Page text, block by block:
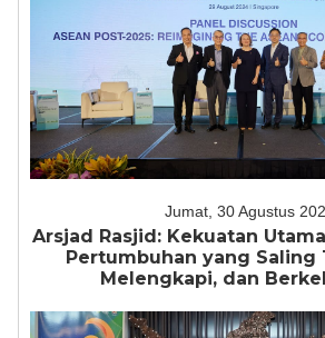
Jumat, 30 Agustus
Arsjad Rasjid: Kekuatan
Pertumbuhan yang Saling
Melengkapi, dan